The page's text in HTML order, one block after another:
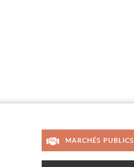
MARCHÉS PUBLICS